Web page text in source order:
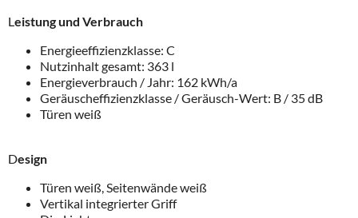
Leistung und Verbrauch
Energieeffizienzklasse: C
Nutzinhalt gesamt: 363 l
Energieverbrauch / Jahr: 162 kWh/a
Geräuscheffizienzklasse / Geräusch-Wert: B / 35 dB
Türen weiß
Design
Türen weiß, Seitenwände weiß
Vertikal integrierter Griff